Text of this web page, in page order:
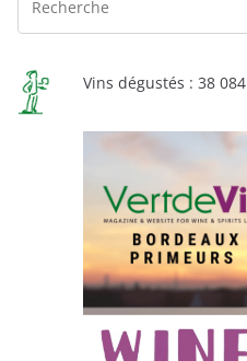
Vins dégustés : 38 084